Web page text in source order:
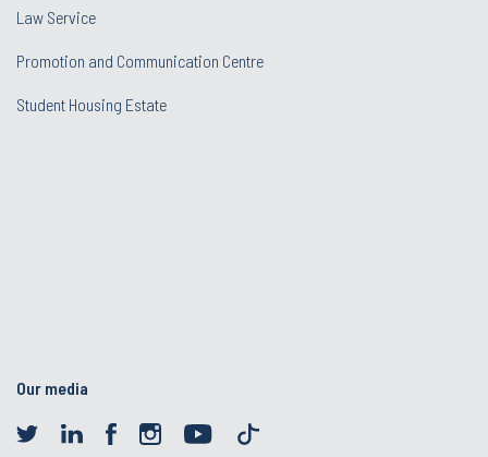
Law Service
Promotion and Communication Centre
Student Housing Estate
Our media